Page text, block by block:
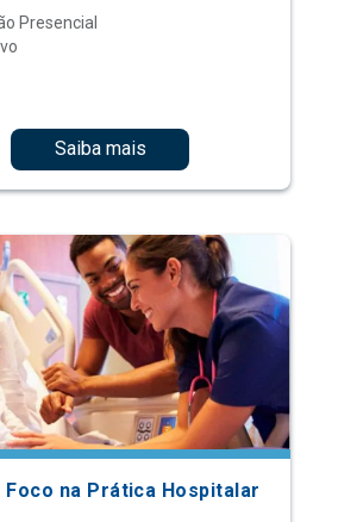
Presencial
Saiba mais
Foco na Prática Hospitalar